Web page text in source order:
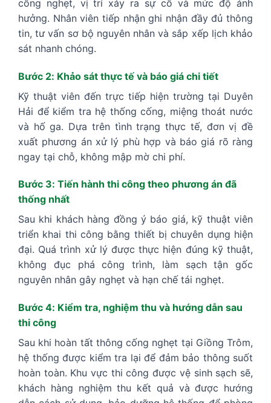
cống nghẹt, vị trí xảy ra sự cố và mức độ ảnh
hưởng. Nhân viên tiếp nhận ghi nhận đầy đủ thông
tin, tư vấn sơ bộ nguyên nhân và sắp xếp lịch khảo
sát nhanh chóng.
Bước 2: Khảo sát thực tế và báo giá chi tiết
Kỹ thuật viên đến trực tiếp hiện trường tại Duyên
Hải để kiểm tra hệ thống cống, miệng thoát nước
và hố ga. Dựa trên tình trạng thực tế, đơn vị đề
xuất phương án xử lý phù hợp và báo giá rõ ràng
ngay tại chỗ, không mập mờ chi phí.
Bước 3: Tiến hành thi công theo phương án đã
thống nhất
Sau khi khách hàng đồng ý báo giá, kỹ thuật viên
triển khai thi công bằng thiết bị chuyên dụng hiện
đại. Quá trình xử lý được thực hiện đúng kỹ thuật,
không đục phá công trình, làm sạch tận gốc
nguyên nhân gây nghẹt và hạn chế tái nghẹt.
Bước 4: Kiểm tra, nghiệm thu và hướng dẫn sau
thi công
Sau khi hoàn tất thông cống nghẹt tại Giồng Trôm,
hệ thống được kiểm tra lại để đảm bảo thông suốt
hoàn toàn. Khu vực thi công được vệ sinh sạch sẽ,
khách hàng nghiệm thu kết quả và được hướng